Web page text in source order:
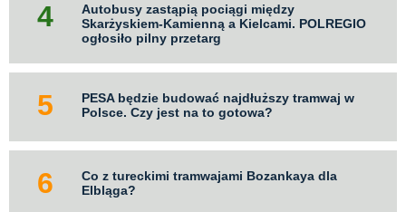
Autobusy zastąpią pociągi między
Skarżyskiem-Kamienną a Kielcami. POLREGIO
ogłosiło pilny przetarg
PESA będzie budować najdłuższy tramwaj w
Polsce. Czy jest na to gotowa?
Co z tureckimi tramwajami Bozankaya dla
Elbląga?